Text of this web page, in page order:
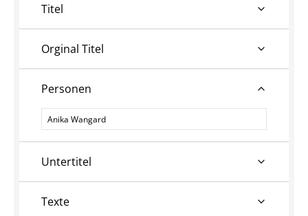
Titel
Orginal Titel
Personen
Personen
Untertitel
Texte